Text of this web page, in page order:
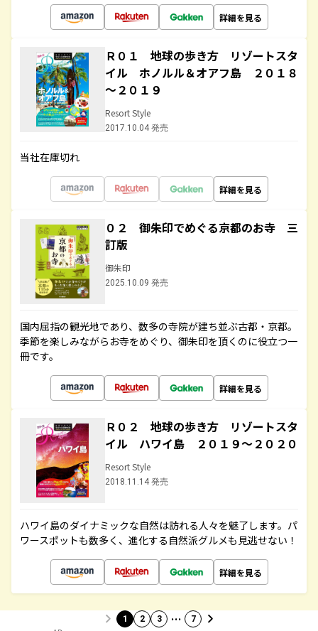
詳細を見る
Ｒ０１ 地球の歩き方 リゾートスタ
イル ホノルル＆オアフ島 ２０１８
～２０１９
Resort Style
2017.10.04 発売
当社在庫切れ
詳細を見る
０２ 御朱印でめぐる京都のお寺 三
訂版
御朱印
2025.10.09 発売
国内屈指の観光地であり、数多の寺院が建ち並ぶ古都・京都。
季節を楽しみながらお寺をめぐり、御朱印を頂くのに役立つ一
冊です。
詳細を見る
Ｒ０２ 地球の歩き方 リゾートスタ
イル ハワイ島 ２０１９～２０２０
Resort Style
2018.11.14 発売
ハワイ島のダイナミックな自然は訪れる人々を魅了します。パ
ワースポットも数多く、進化する自然派グルメも見逃せない！
詳細を見る
1 2 3 … 7